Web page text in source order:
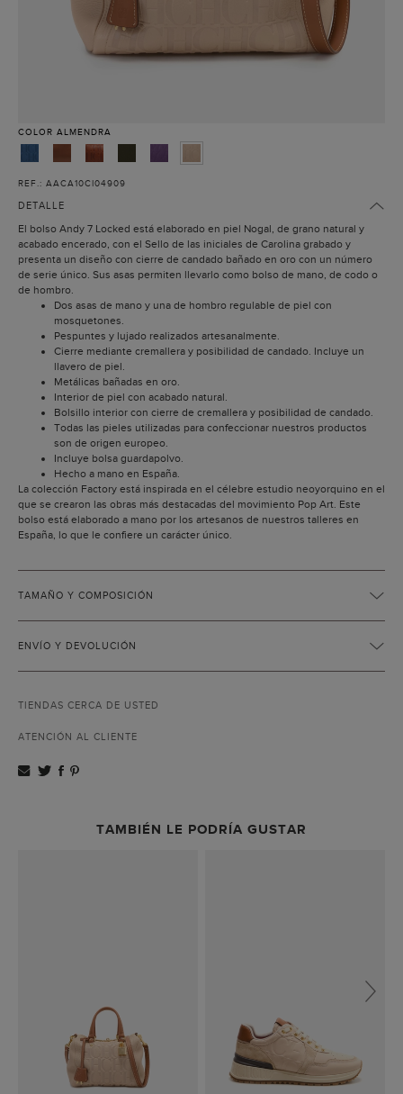
COLOR ALMENDRA
REF.: AACA10CI04909
DETALLE
El bolso Andy 7 Locked está elaborado en piel Nogal, de grano natural y
acabado encerado, con el Sello de las iniciales de Carolina grabado y
presenta un diseño con cierre de candado bañado en oro con un número
de serie único. Sus asas permiten llevarlo como bolso de mano, de codo o
de hombro.
Dos asas de mano y una de hombro regulable de piel con
mosquetones.
Pespuntes y lujado realizados artesanalmente.
Cierre mediante cremallera y posibilidad de candado. Incluye un
llavero de piel.
Metálicas bañadas en oro.
Interior de piel con acabado natural.
Bolsillo interior con cierre de cremallera y posibilidad de candado.
Todas las pieles utilizadas para confeccionar nuestros productos
son de origen europeo.
Incluye bolsa guardapolvo.
Hecho a mano en España.
La colección Factory está inspirada en el célebre estudio neoyorquino en el
que se crearon las obras más destacadas del movimiento Pop Art. Este
bolso está elaborado a mano por los artesanos de nuestros talleres en
España, lo que le confiere un carácter único.
TAMAÑO Y COMPOSICIÓN
ENVÍO Y DEVOLUCIÓN
TIENDAS CERCA DE USTED
ATENCIÓN AL CLIENTE
TAMBIÉN LE PODRÍA GUSTAR